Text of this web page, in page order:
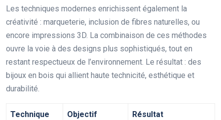
Les techniques modernes enrichissent également la
créativité : marqueterie, inclusion de fibres naturelles, ou
encore impressions 3D. La combinaison de ces méthodes
ouvre la voie à des designs plus sophistiqués, tout en
restant respectueux de l’environnement. Le résultat : des
bijoux en bois qui allient haute technicité, esthétique et
durabilité.
Technique Objectif Résultat